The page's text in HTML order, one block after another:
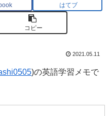
はてブ
コピー
2021.05.11
)の英語学習メモで